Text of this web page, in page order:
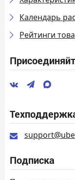
Календарь
Рейтинги
Подписка